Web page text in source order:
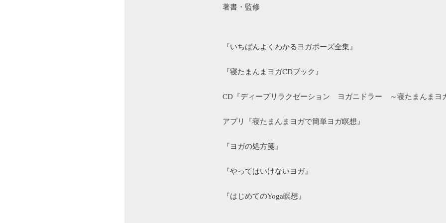
著書・監修
『いちばんよくわかるヨガポーズ全集』
『寝たまんまヨガCDブック』
CD『ディープリラクゼーション ヨガニドラー ～寝たまんまヨ
アプリ『寝たまんまヨガで簡単ヨガ瞑想』
『ヨガの処方箋』
『やってはいけないヨガ』
『はじめてのYoga瞑想』